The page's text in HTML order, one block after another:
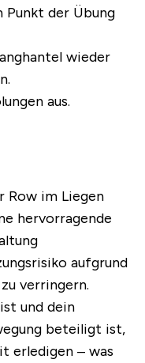
Punkt der Übung
wieder
aus.
Row im Liegen
hervorragende
aufgrund
verringern.
und dein
beteiligt ist,
erledigen – was